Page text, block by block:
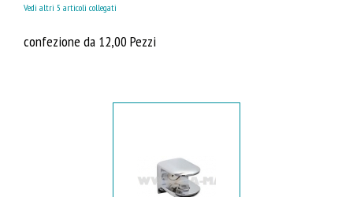
Vedi altri 5 articoli collegati
confezione da 12,00 Pezzi